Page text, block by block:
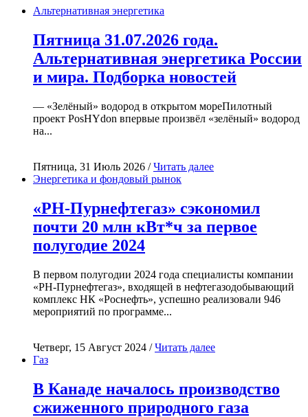
Альтернативная энергетика
Пятница 31.07.2026 года.
Альтернативная энергетика России
и мира. Подборка новостей
— «Зелёный» водород в открытом мореПилотный
проект PosHYdon впервые произвёл «зелёный» водород
на...
Пятница, 31 Июль 2026 /Читать далее
Энергетика и фондовый рынок
«РН-Пурнефтегаз» сэкономил
почти 20 млн кВт*ч за первое
полугодие 2024
В первом полугодии 2024 года специалисты компании
«РН-Пурнефтегаз», входящей в нефтегазодобывающий
комплекс НК «Роснефть», успешно реализовали 946
мероприятий по программе...
Четверг, 15 Август 2024 /Читать далее
Газ
В Канаде началось производство
сжиженного природного газа